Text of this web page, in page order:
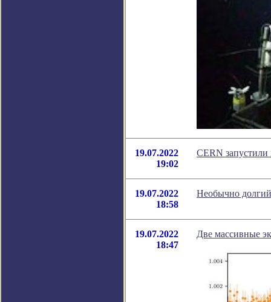
19.07.2022
19:02
CERN запустили
19.07.2022
18:58
Необычно
19.07.2022
18:47
Две массивные